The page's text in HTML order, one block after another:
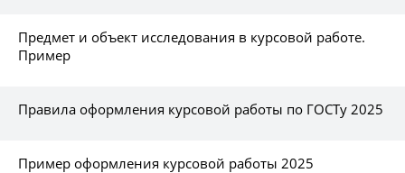
Предмет и объект исследования в курсовой работе.
Пример
Правила оформления курсовой работы по ГОСТу 2025
Пример оформления курсовой работы 2025